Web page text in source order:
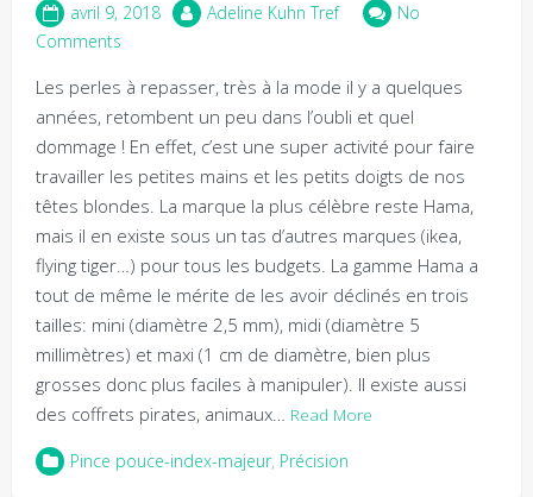
avril 9, 2018 Adeline Kuhn Tref
No
Comments
Les perles à repasser, très à la mode il y a quelques
années, retombent un peu dans l’oubli et quel
dommage ! En effet, c’est une super activité pour faire
travailler les petites mains et les petits doigts de nos
têtes blondes. La marque la plus célèbre reste Hama,
mais il en existe sous un tas d’autres marques (ikea,
flying tiger…) pour tous les budgets. La gamme Hama a
tout de même le mérite de les avoir déclinés en trois
tailles: mini (diamètre 2,5 mm), midi (diamètre 5
millimètres) et maxi (1 cm de diamètre, bien plus
grosses donc plus faciles à manipuler). Il existe aussi
des coffrets pirates, animaux… Read More
Pince pouce-index-majeur, Précision